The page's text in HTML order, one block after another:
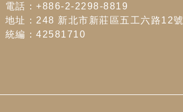
電話：+886-2-2298-8819
地址：248 新北市新莊區五工六路12號
統編：42581710